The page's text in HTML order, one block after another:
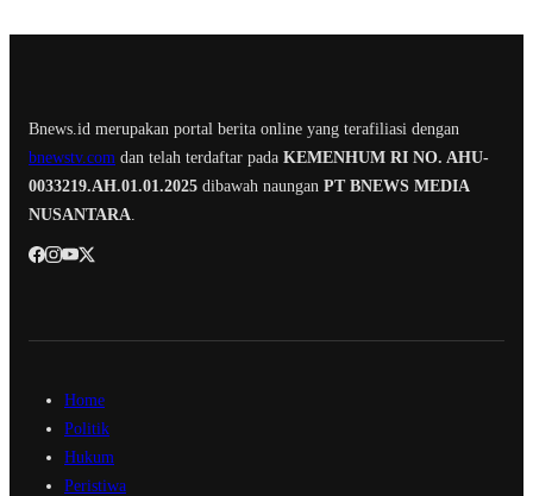
Bnews.id merupakan portal berita online yang terafiliasi dengan
bnewstv.com dan telah terdaftar pada KEMENHUM RI NO. AHU-
0033219.AH.01.01.2025 dibawah naungan PT BNEWS MEDIA
NUSANTARA
Home
Politik
Hukum
Peristiwa